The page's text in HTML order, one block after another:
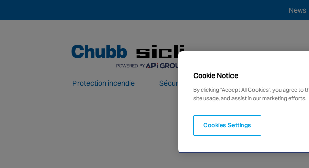
News
Protection incendie Sécurité électronique
Chubb, fournisseur majeur en solutions et services de
Cookie Notice
By clicking “Accept All Cookies”, you agree
site usage, and assist in our marketing efforts.
Cookies Settings